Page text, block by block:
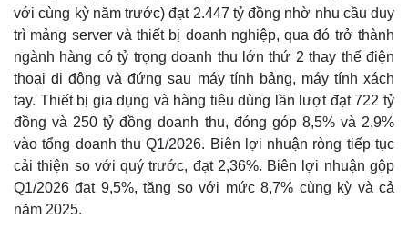
với cùng kỳ năm trước) đạt 2.447 tỷ đồng nhờ nhu cầu duy
trì mảng server và thiết bị doanh nghiệp, qua đó trở thành
ngành hàng có tỷ trọng doanh thu lớn thứ 2 thay thế điện
thoại di động và đứng sau máy tính bảng, máy tính xách
tay. Thiết bị gia dụng và hàng tiêu dùng lần lượt đạt 722 tỷ
đồng và 250 tỷ đồng doanh thu, đóng góp 8,5% và 2,9%
vào tổng doanh thu Q1/2026. Biên lợi nhuận ròng tiếp tục
cải thiện so với quý trước, đạt 2,36%. Biên lợi nhuận gộp
Q1/2026 đạt 9,5%, tăng so với mức 8,7% cùng kỳ và cả
năm 2025.